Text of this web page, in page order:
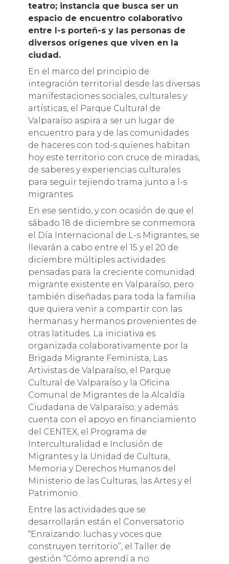
teatro; instancia que busca ser un
espacio de encuentro colaborativo
entre l-s porteñ-s y las personas de
diversos orígenes que viven en la
ciudad.
En el marco del principio de
integración territorial desde las diversas
manifestaciones sociales, culturales y
artísticas, el Parque Cultural de
Valparaíso aspira a ser un lugar de
encuentro para y de las comunidades
de haceres con tod-s quienes habitan
hoy este territorio con cruce de miradas,
de saberes y experiencias culturales
para seguir tejiendo trama junto a l-s
migrantes.
En ese sentido, y con ocasión de que el
sábado 18 de diciembre se conmemora
el Día Internacional de L-s Migrantes, se
llevarán a cabo entre el 15 y el 20 de
diciembre múltiples actividades
pensadas para la creciente comunidad
migrante existente en Valparaíso, pero
también diseñadas para toda la familia
que quiera venir a compartir con las
hermanas y hermanos provenientes de
otras latitudes. La iniciativa es
organizada colaborativamente por la
Brigada Migrante Feminista, Las
Artivistas de Valparaíso, el Parque
Cultural de Valparaíso y la Oficina
Comunal de Migrantes de la Alcaldía
Ciudadana de Valparaíso; y además
cuenta con el apoyo en financiamiento
del CENTEX, el Programa de
Interculturalidad e Inclusión de
Migrantes y la Unidad de Cultura,
Memoria y Derechos Humanos del
Ministerio de las Culturas, las Artes y el
Patrimonio.
Entre las actividades que se
desarrollarán están el Conversatorio
“Enraizando: luchas y voces que
construyen territorio”, el Taller de
gestión “Cómo aprendí a no